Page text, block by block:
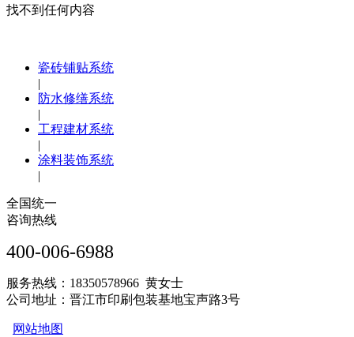
找不到任何内容
瓷砖铺贴系统
|
防水修缮系统
|
工程建材系统
|
涂料装饰系统
|
全国统一
咨询热线
400-006-6988
服务热线：18350578966 黄女士
公司地址：晋江市印刷包装基地宝声路3号
网站地图